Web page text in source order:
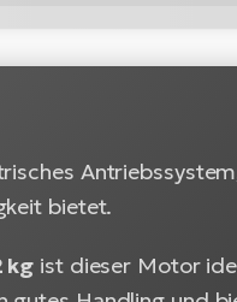
bietet.
kg ist dieser Motor